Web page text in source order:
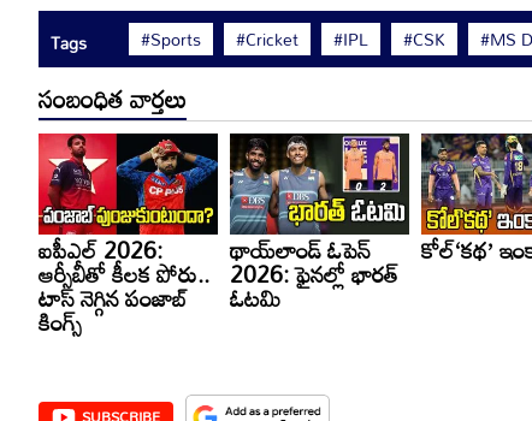
Tags #Sports #Cricket #IPL #CSK #MS
సంబంధిత వార్తలు
ఐపీఎల్ 2026:
ఆర్సీబీతో కీలక పోరు..
టాస్ నెగ్గిన పంజాబ్
కింగ్స్
థాయ్‌లాండ్ ఓపెన్
2026: ఫైనల్లో భారత్
ఓటమి
కోల్‌‘కథ’